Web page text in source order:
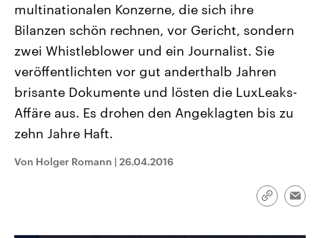
Landtagswahl Sachsen-Anhalt
2026
Alle Informationen
Sachsen-Anhalt wählt am 6.
September 2026 einen neuen
Landtag. Seit 2021 wird das
Bundesland von einer Koalition aus
Umfragen, Prognosen,
Wahlprogramme, aktuelle Berichte
und Hintergründe zu den Parteien
Wahl.
USA
Aktuelle Beiträge,
Hintergründe
Wirtschaftlich und
gehören die Vereinigten
den mächtigsten Ländern
mit großem Einfluss auf
Sendungen Programm
multinationalen Konzerne, die sich ihre
Bilanzen schön rechnen, vor Gericht, sondern
zwei Whistleblower und ein Journalist. Sie
veröffentlichten vor gut anderthalb Jahren
brisante Dokumente und lösten die LuxLeaks-
Affäre aus. Es drohen den Angeklagten bis zu
zehn Jahre Haft.
Von Holger Romann | 26.04.2016
Link